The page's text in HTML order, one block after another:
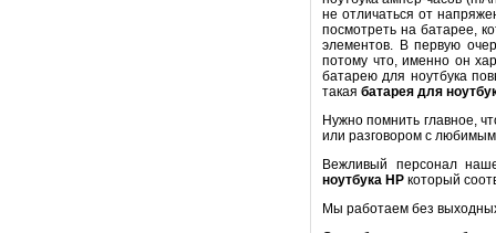
не отличаться от
посмотреть на батарее,
элементов. В первую
потому что, именно он
батарею для ноутбука
такая батарея для
Нужно помнить главное,
или разговором с
Вежливый персонал
ноутбука HP который
Мы работаем без